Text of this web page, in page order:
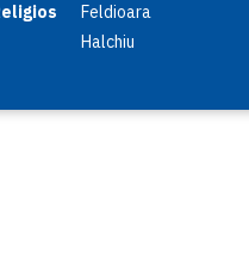
Feldioara
Halchiu